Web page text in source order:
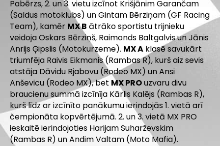
Pabērzs, 2. un 3. vietu izcīnot Krišjānim Garančam
(Saldus motoklubs) un Gintam Bērziņam (GF Racing
Team), kamēr MX B ātrāko sportistu trijnieku
veidoja Oskars Bērziņš, Raimonds Baltgalvis un Jānis
Anrijs Ģipslis (Motokurzeme). MX A klasē savukārt
triumfēja Raivis Eikmanis (Rambas R), kurš aiz sevis
atstāja Dāvidu Rjabovu (Rodeo MX) un Ansi
Anševicu (Rodeo MX), bet MX PROuzvaru divu
braucienu summā izcīnīja Kārlis Kalējs (Rambas R),
kurš līdz ar izcīnīto panākumu ierindojās 1. vietā arī
čempionāta kopvērtējumā. 2. un 3. vietā MX PRO
ieskaitē ierindojoties Harijam Suharževskim
(Rambas R) un Andim Valtam (Moto Mafia).